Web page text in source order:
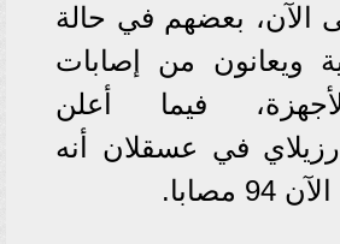
الآن، بعضهم في حالة
ويعانون من إصابات
فيما أعلن
في عسقلان أنه
مصابا.